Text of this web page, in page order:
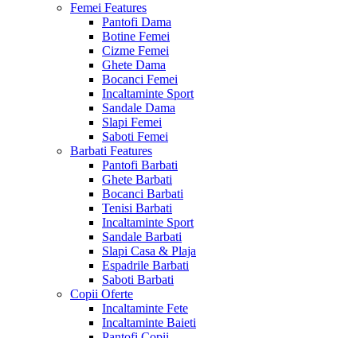
Femei Features
Pantofi Dama
Botine Femei
Cizme Femei
Ghete Dama
Bocanci Femei
Incaltaminte Sport
Sandale Dama
Slapi Femei
Saboti Femei
Barbati Features
Pantofi Barbati
Ghete Barbati
Bocanci Barbati
Tenisi Barbati
Incaltaminte Sport
Sandale Barbati
Slapi Casa & Plaja
Espadrile Barbati
Saboti Barbati
Copii Oferte
Incaltaminte Fete
Incaltaminte Baieti